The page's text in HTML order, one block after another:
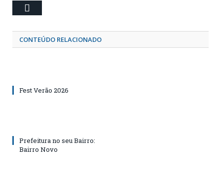
CONTEÚDO RELACIONADO
Fest Verão 2026
Prefeitura no seu Bairro:
Bairro Novo